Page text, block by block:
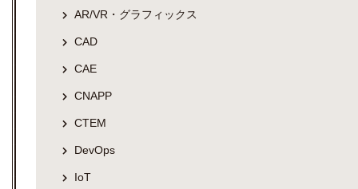
AR/VR・グラフィックス
CAD
CAE
CNAPP
CTEM
DevOps
IoT